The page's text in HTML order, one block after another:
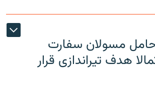
مسولان سفارت
هدف تیراندازی قرار